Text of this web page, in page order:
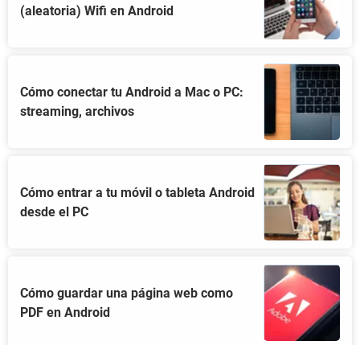
(aleatoria) Wifi en Android
Cómo conectar tu Android a Mac o PC:
streaming, archivos
Cómo entrar a tu móvil o tableta Android
desde el PC
Cómo guardar una página web como
PDF en Android